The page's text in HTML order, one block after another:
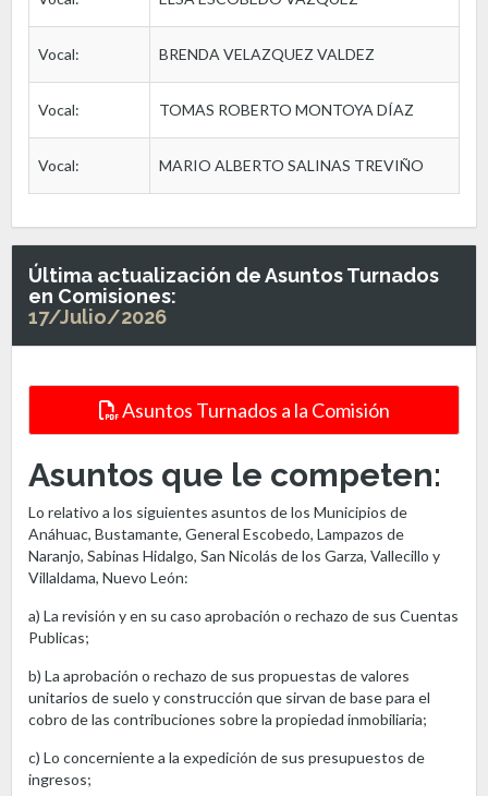
Vocal: BRENDA VELAZQUEZ VALDEZ
Vocal: TOMAS ROBERTO MONTOYA DÍAZ
Vocal: MARIO ALBERTO SALINAS TREVIÑO
Última actualización de Asuntos Turnados
en Comisiones:
17/Julio/2026
Asuntos Turnados a la Comisión
Asuntos que le competen:
Lo relativo a los siguientes asuntos de los Municipios de
Anáhuac, Bustamante, General Escobedo, Lampazos de
Naranjo, Sabinas Hidalgo, San Nicolás de los Garza, Vallecillo y
Villaldama, Nuevo León:
a) La revisión y en su caso aprobación o rechazo de sus Cuentas
Publicas;
b) La aprobación o rechazo de sus propuestas de valores
unitarios de suelo y construcción que sirvan de base para el
cobro de las contribuciones sobre la propiedad inmobiliaria;
c) Lo concerniente a la expedición de sus presupuestos de
ingresos;